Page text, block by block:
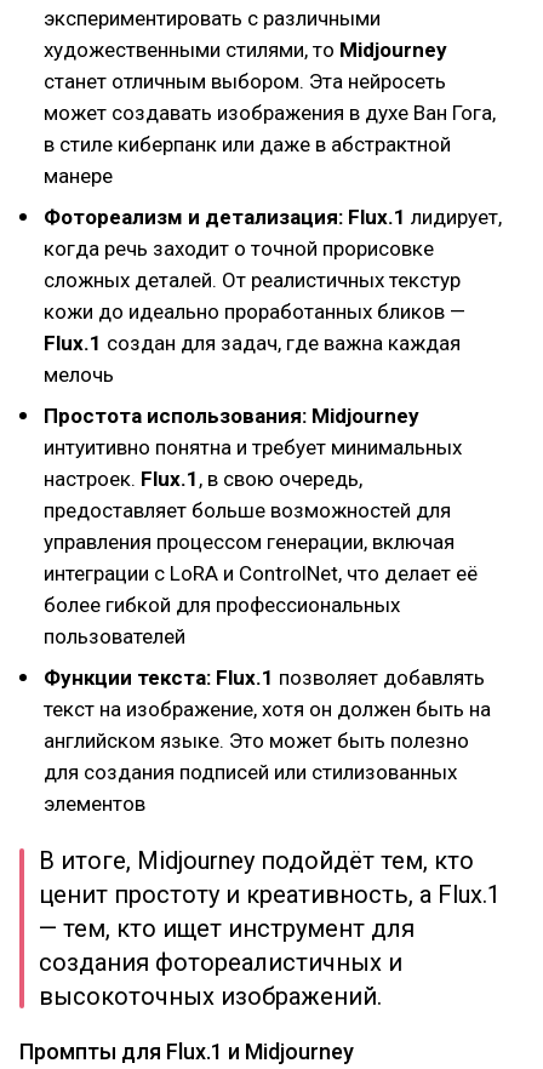
экспериментировать с различными
художественными стилями, то Midjourney
станет отличным выбором. Эта нейросеть
может создавать изображения в духе Ван Гога,
в стиле киберпанк или даже в абстрактной
манере
Фотореализм и детализация: Flux.1 лидирует,
когда речь заходит о точной прорисовке
сложных деталей. От реалистичных текстур
кожи до идеально проработанных бликов —
Flux.1 создан для задач, где важна каждая
мелочь
Простота использования: Midjourney
интуитивно понятна и требует минимальных
настроек. Flux.1 , в свою очередь,
предоставляет больше возможностей для
управления процессом генерации, включая
интеграции с LoRA и ControlNet, что делает её
более гибкой для профессиональных
пользователей
Функции текста: Flux.1 позволяет добавлять
текст на изображение, хотя он должен быть на
английском языке. Это может быть полезно
для создания подписей или стилизованных
элементов
В итоге, Midjourney подойдёт тем, кто
ценит простоту и креативность, а Flux.1
— тем, кто ищет инструмент для
создания фотореалистичных и
высокоточных изображений.
Промпты для Flux.1 и Midjourney